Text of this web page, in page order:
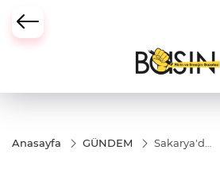
Anasayfa GÜNDEM
Sakarya'da